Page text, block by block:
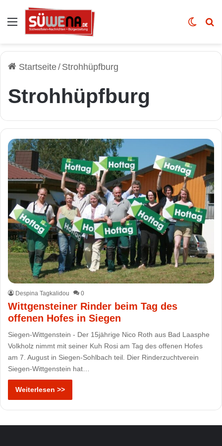
Auswahl Skin
Startseite/ Strohhüpfburg
Strohhüpfburg
Despina Tagkalidou 0
Wittgensteiner Rinder beim Tag des
offenen Hofes in Siegen
Siegen-Wittgenstein - Der 15jährige Nico Roth aus Bad Laasphe
Volkholz nimmt mit seiner Kuh Rosi am Tag des offenen Hofes
am 7. August in Siegen-Sohlbach teil. Dier Rinderzuchtverein
Siegen-Wittgenstein hat…
Weiterlesen >>